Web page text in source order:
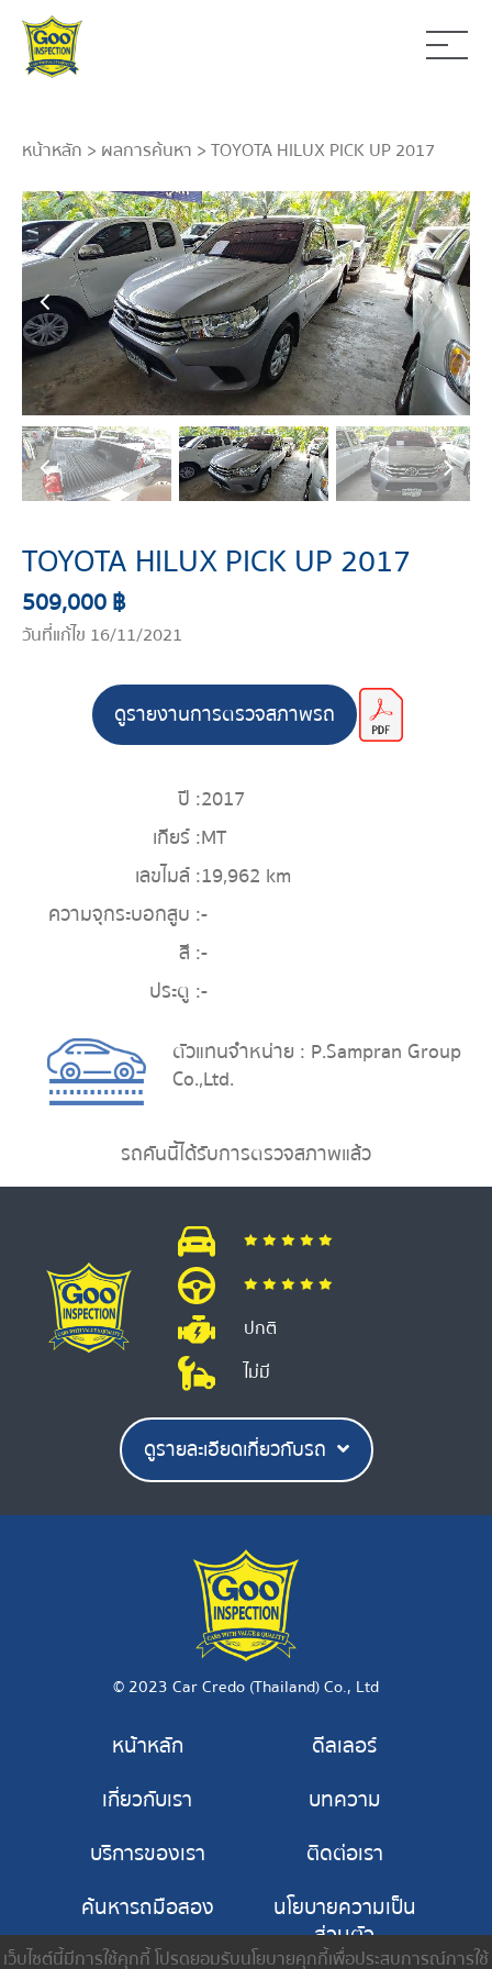
หน้าหลัก > ผลการค้นหา > TOYOTA HILUX PICK UP 2017
TOYOTA HILUX PICK UP 2017
509,000 ฿
วันที่แก้ไข 16/11/2021
ดูรายงานการตรวจสภาพรถ
ปี :2017
เกียร์ :MT
เลขไมล์ :19,962 km
ความจุกระบอกสูบ :-
สี :-
ประตู :-
ตัวแทนจำหน่าย : P.Sampran Group
Co.,Ltd.
รถคันนี้ได้รับการตรวจสภาพแล้ว
ปกติ
ไม่มี
ดูรายละเอียดเกี่ยวกับรถ
© 2023 Car Credo (Thailand) Co., Ltd
หน้าหลัก
เกี่ยวกับเรา
บริการของเรา
ค้นหารถมือสอง
ดีลเลอร์
บทความ
ติดต่อเรา
นโยบายความเป็น
ส่วนตัว
เว็บไซต์นี้มีการใช้คุกกี้ โปรดยอมรับนโยบายคุกกี้เพื่อประสบการณ์การใช้